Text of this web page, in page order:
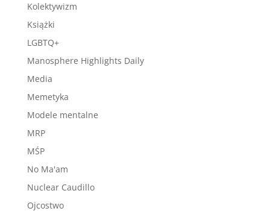
Kolektywizm
Książki
LGBTQ+
Manosphere Highlights Daily
Media
Memetyka
Modele mentalne
MRP
MŚP
No Ma'am
Nuclear Caudillo
Ojcostwo